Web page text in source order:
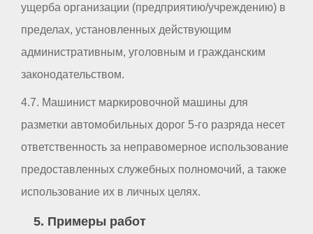
ущерба организации (предприятию/учреждению) в
пределах, установленных действующим
административным, уголовным и гражданским
законодательством.
4.7. Машинист маркировочной машины для
разметки автомобильных дорог 5-го разряда несет
ответственность за неправомерное использование
предоставленных служебных полномочий, а также
использование их в личных целях.
5. Примеры работ